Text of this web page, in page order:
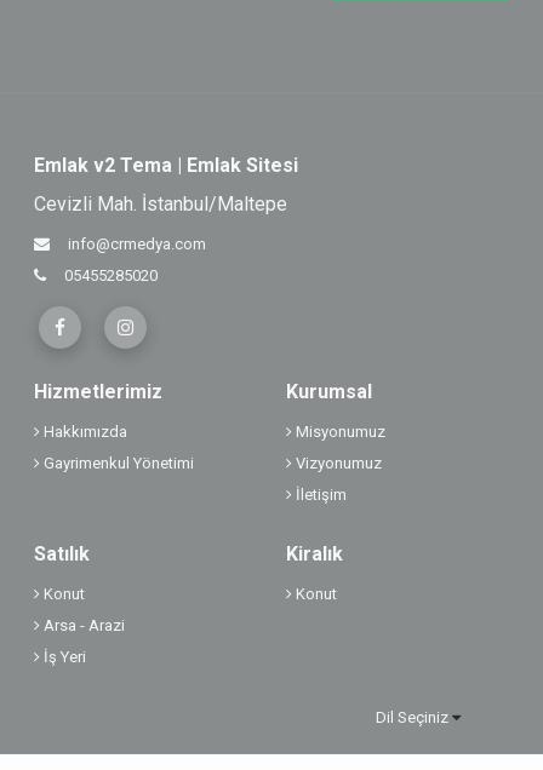
Emlak v2 Tema | Emlak Sitesi
Cevizli Mah. İstanbul/Maltepe
info@crmedya.com
05455285020
Hizmetlerimiz
Hakkımızda
Gayrimenkul Yönetimi
Kurumsal
Misyonumuz
Vizyonumuz
İletişim
Satılık
Konut
Arsa - Arazi
İş Yeri
Kiralık
Konut
Dil Seçiniz